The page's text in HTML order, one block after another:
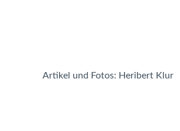
Artikel und Fotos: Heribert Klur